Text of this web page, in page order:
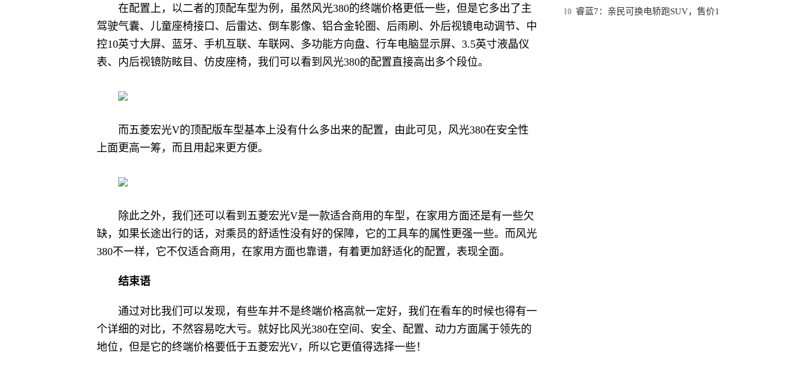
在配置上，以二者的顶配车型为例，虽然风光380的终端价格更低一些，但是它多出了主
驾驶气囊、儿童座椅接口、后雷达、倒车影像、铝合金轮圈、后雨刷、外后视镜电动调节、中
控10英寸大屏、蓝牙、手机互联、车联网、多功能方向盘、行车电脑显示屏、3.5英寸液晶仪
表、内后视镜防眩目、仿皮座椅，我们可以看到风光380的配置直接高出多个段位。
而五菱宏光V的顶配版车型基本上没有什么多出来的配置，由此可见，风光380在安全性
上面更高一筹，而且用起来更方便。
除此之外，我们还可以看到五菱宏光V是一款适合商用的车型，在家用方面还是有一些欠
缺，如果长途出行的话，对乘员的舒适性没有好的保障，它的工具车的属性更强一些。而风光
380不一样，它不仅适合商用，在家用方面也靠谱，有着更加舒适化的配置，表现全面。
结束语
通过对比我们可以发现，有些车并不是终端价格高就一定好，我们在看车的时候也得有一
个详细的对比，不然容易吃大亏。就好比风光380在空间、安全、配置、动力方面属于领先的
地位，但是它的终端价格要低于五菱宏光V，所以它更值得选择一些！
10 睿蓝7：亲民可换电轿跑SUV，售价1